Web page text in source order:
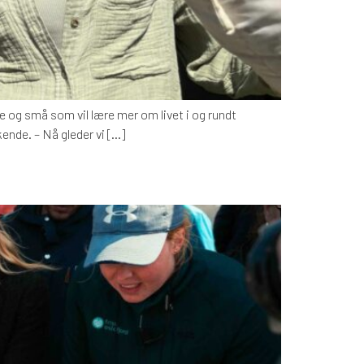
små som vil lære mer om livet i og rundt
– Nå gleder vi […]